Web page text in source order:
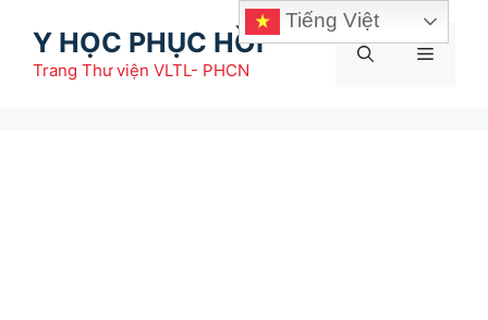
Y HỌC PHỤC HỒI
Trang Thư viện VLTL- PHCN
Menu
Tiếng Việt